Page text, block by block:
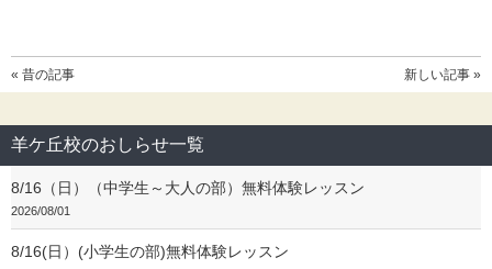
« 昔の記事 新しい記事 »
羊ケ丘校のおしらせ一覧
8/16（日）（中学生～大人の部）無料体験レッスン
2026/08/01
8/16(日）(小学生の部)無料体験レッスン